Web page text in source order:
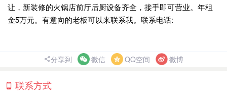
让，新装修的火锅店前厅后厨设备齐全，接手即可营业。年租
金5万元。有意向的老板可以来联系我。联系电话:
分享到 微信 QQ空间 微博
联系方式